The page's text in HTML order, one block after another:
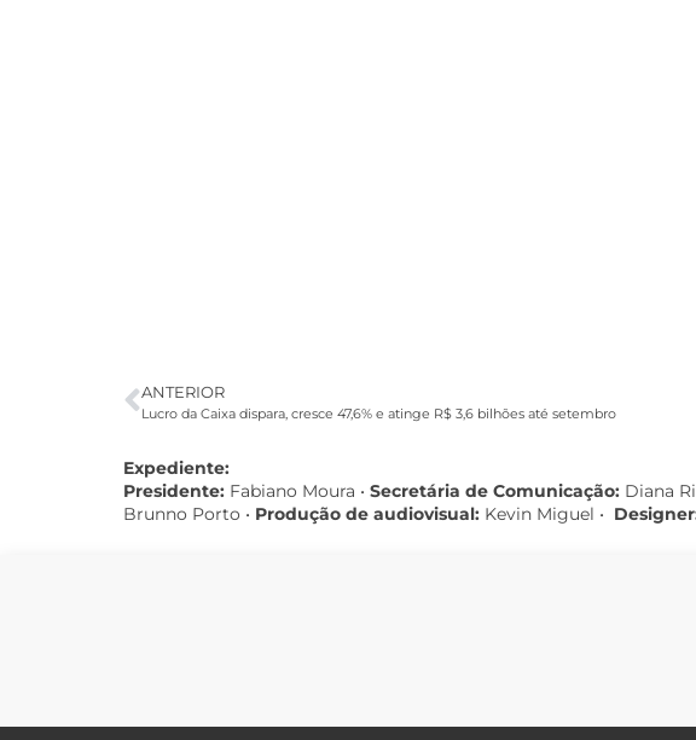
ANTERIOR
Lucro da Caixa dispara, cresce 47,6% e atinge R$ 3,6 bilhões até setembro
Expediente:
Presidente: Fabiano Moura • Secretária de Comunicação: Diana
Brunno Porto • Produção de audiovisual: Kevin Miguel •